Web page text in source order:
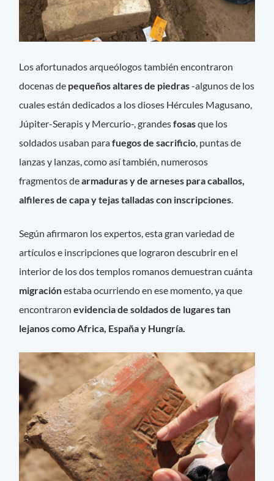
Los afortunados arqueólogos también encontraron
docenas de pequeños altares de piedras-algunos de los
cuales están dedicados a los dioses Hércules Magusano,
Júpiter-Serapis y Mercurio-, grandesfosasque los
soldados usaban parafuegos de sacrificio , puntas de
lanzas y lanzas, como así también, numerosos
fragmentos dearmaduras y de arneses para caballos,
alfileres de capa y tejas talladas con inscripciones
Según afirmaron los expertos, esta gran variedad de
artículos e inscripciones que lograron descubrir en el
interior de los dos templos romanos demuestran cuánta
migraciónestaba ocurriendo en ese momento, ya que
encontraronevidencia de soldados de lugares tan
lejanos como Africa, España y Hungría.